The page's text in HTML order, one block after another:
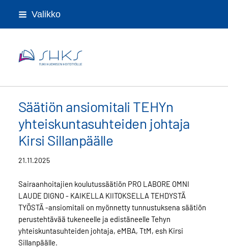
Siirry
Valikko
Sairaanhoitajien koulutussäätiö
Säätiön ansiomitali TEHYn
yhteiskuntasuhteiden johtaja
Kirsi Sillanpäälle
21.11.2025
Sairaanhoitajien koulutussäätiön PRO LABORE OMNI
LAUDE DIGNO - KAIKELLA KIITOKSELLA TEHDYSTÄ
TYÖSTÄ -ansiomitali on myönnetty tunnustuksena säätiön
perustehtävää tukeneelle ja edistäneelle Tehyn
yhteiskuntasuhteiden johtaja, eMBA, TtM, esh Kirsi
Sillanpäälle.